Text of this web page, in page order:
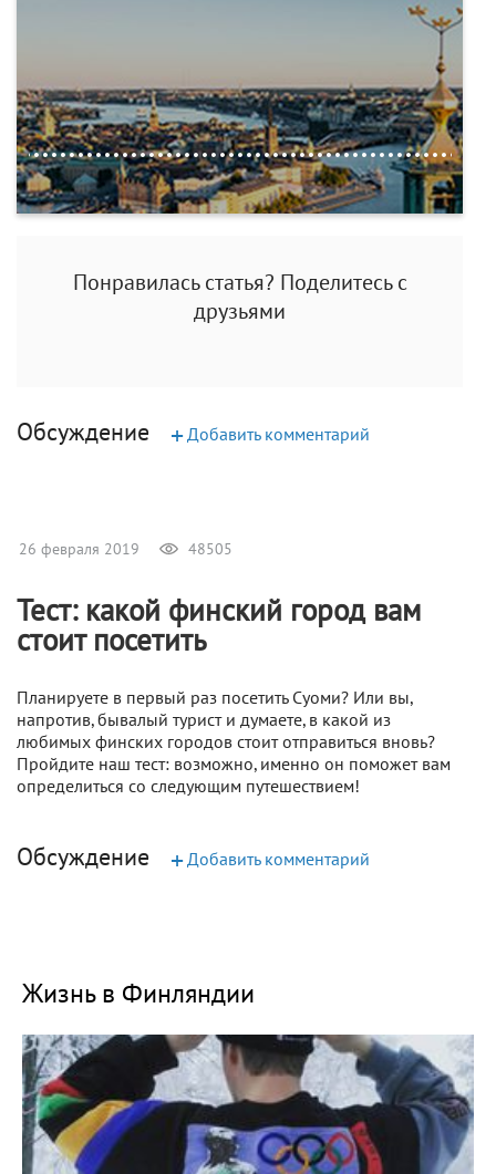
Понравилась статья? Поделитесь с
друзьями
Обсуждение +Добавить комментарий
26 февраля 2019 48505
Тест: какой финский город вам
стоит посетить
Планируете в первый раз посетить Суоми? Или вы,
напротив, бывалый турист и думаете, в какой из
любимых финских городов стоит отправиться вновь?
Пройдите наш тест: возможно, именно он поможет вам
определиться со следующим путешествием!
Обсуждение +Добавить комментарий
Жизнь в Финляндии